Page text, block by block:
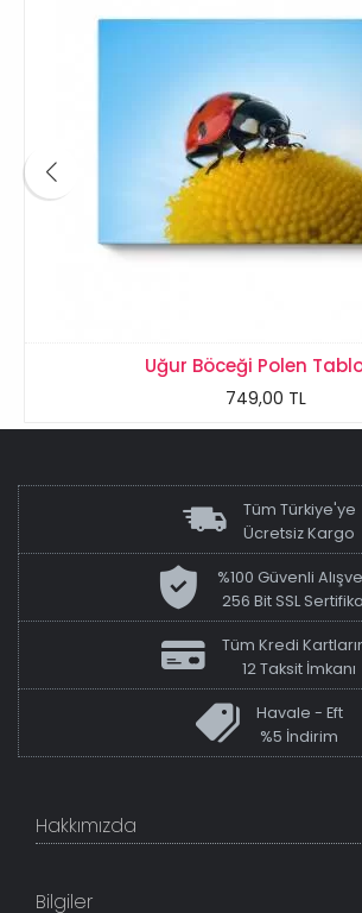
Uğur Böceği Polen
749,00 TL
Tüm Türkiye'ye
Ücretsiz Kargo
%100 Güvenli
256 Bit SSL
Tüm Kredi
12 Taksit İmkanı
Havale - Eft
%5 İndirim
Hakkımızda
TabloShop, müşteri memnuniyetini en
Bilgiler